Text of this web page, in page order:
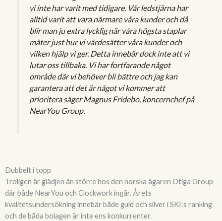
vi inte har varit med tidigare. Vår ledstjärna har
alltid varit att vara närmare våra kunder och då
blir man ju extra lycklig när våra högsta staplar
mäter just hur vi värdesätter våra kunder och
vilken hjälp vi ger. Detta innebär dock inte att vi
lutar oss tillbaka. Vi har fortfarande något
område där vi behöver bli bättre och jag kan
garantera att det är något vi kommer att
prioritera säger Magnus Fridebo, koncernchef på
NearYou Group.
Dubbelt i topp
Troligen är glädjen än större hos den norska ägaren Otiga Group
där både NearYou och Clockwork ingår. Årets
kvalitetsundersökning innebär både guld och silver i SKI:s ranking
och de båda bolagen är inte ens konkurrenter.